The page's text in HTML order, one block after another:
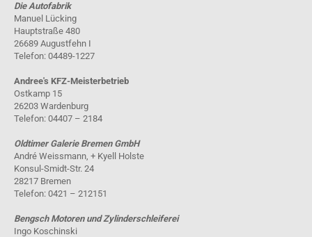
Die Autofabrik
Manuel Lücking
Hauptstraße 480
26689 Augustfehn I
Telefon: 04489-1227
Andree's KFZ-Meisterbetrieb
Ostkamp 15
26203 Wardenburg
Telefon: 04407 – 2184
Oldtimer Galerie Bremen GmbH
André Weissmann, + Kyell Holste
Konsul-Smidt-Str. 24
28217 Bremen
Telefon: 0421 – 212151
Bengsch Motoren und Zylinderschleiferei
Ingo Koschinski